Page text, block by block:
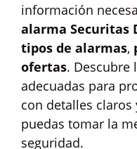
información
alarma Securitas
tipos de alarmas,
ofertas. Descubre
adecuadas para
con detalles
puedas tomar la
seguridad.